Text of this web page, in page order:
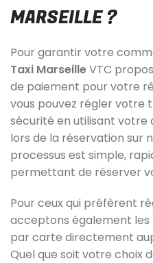
MARSEILLE ?
Pour garantir votre
Taxi MarseilleVTC
de paiement pour votre
vous pouvez régler votre
sécurité en utilisant
lors de la réservation sur
processus est simple,
permettant de réserver
Pour ceux qui préfèrent
acceptons également les
par carte directement
Quel que soit votre choix